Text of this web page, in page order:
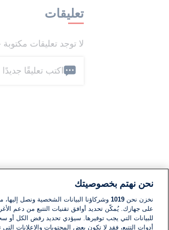
تعليقات
لا توجد تعليقات
اكتب تعليقًا
نحن نهتم بخصوصيتك
نخزن نحن 1019 وشركاؤنا البيانات الشخصية ونصل إليها،
على جهازك. يُمكّن تحديد أوافق تقنيات التتبع من دعم
للبيانات التي يجب توفيرها. سيؤدي تحديد رفض الكل أو
أدوات التتبع، فقد لا تكون بعض المحتويات والإعلانات